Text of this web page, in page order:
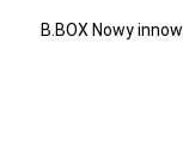
B.BOX Nowy